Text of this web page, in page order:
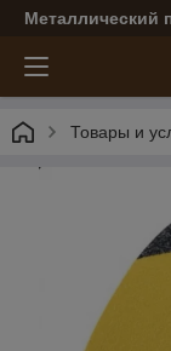
Металлический
Товары и